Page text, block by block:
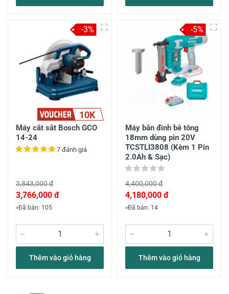
10K
Máy cắt sắt Bosch GCO
14-24
7 đánh giá
3,843,000 đ
3,766,000 đ
Đã bán: 105
Thêm vào giỏ hàng
-3%
Máy bắn đinh bê tông
18mm dùng pin 20V
TCSTLI3808 (Kèm 1 Pin
2.0Ah & Sạc)
4,400,000 đ
4,180,000 đ
Đã bán: 14
Thêm vào giỏ hàng
-5%